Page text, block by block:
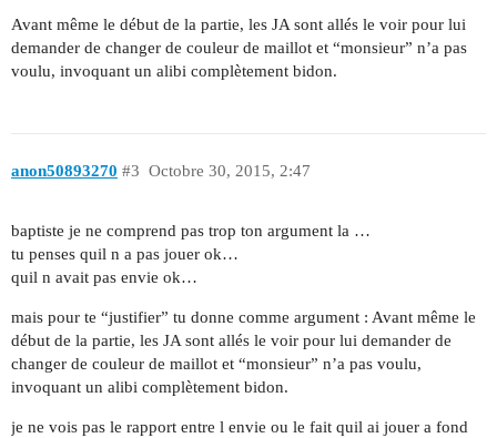
Avant même le début de la partie, les JA sont allés le voir pour lui
demander de changer de couleur de maillot et “monsieur” n’a pas
voulu, invoquant un alibi complètement bidon.
anon50893270 Octobre 30, 2015, 2:47
#3
baptiste je ne comprend pas trop ton argument la …
tu penses quil n a pas jouer ok…
quil n avait pas envie ok…
mais pour te “justifier” tu donne comme argument : Avant même le
début de la partie, les JA sont allés le voir pour lui demander de
changer de couleur de maillot et “monsieur” n’a pas voulu,
invoquant un alibi complètement bidon.
je ne vois pas le rapport entre l envie ou le fait quil ai jouer a fond